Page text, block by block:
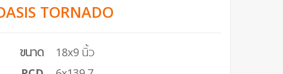
TORNADO
ขนาด
18x9 นิ้ว